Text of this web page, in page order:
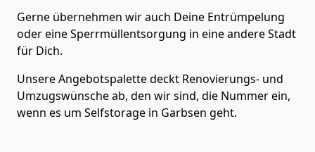
Gerne übernehmen wir auch Deine Entrümpelung
oder eine Sperrmüllentsorgung in eine andere Stadt
für Dich.
Unsere Angebotspalette deckt Renovierungs- und
Umzugswünsche ab, den wir sind, die Nummer ein,
wenn es um Selfstorage in Garbsen geht.